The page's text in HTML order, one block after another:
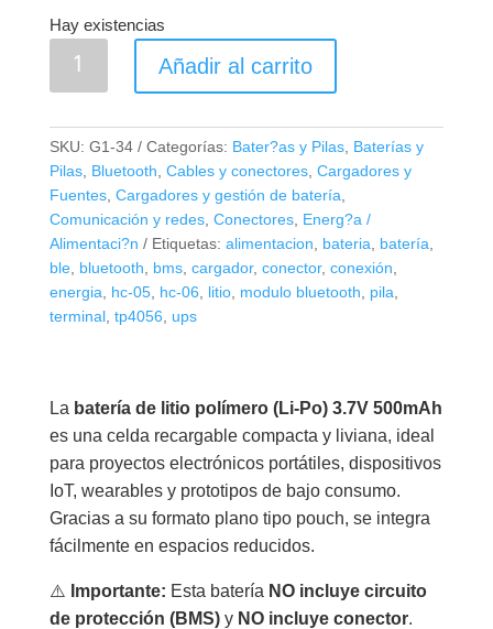
Hay existencias
Batería
3.7V
500mAh
–
Celda
Recargable
(Sin
BMS
–
cantidad
Añadir al carrito
SKU: G1-34 Categorías: Bater?as y Pilas, Baterías y
Pilas, Bluetooth Cables y conectores, Cargadores y
Fuentes, Cargadores y gestión de batería
Comunicación y redes, Conectores, Energ?a /
Alimentaci?n
Etiquetas: alimentacion bateria batería
ble, bluetooth bms, cargador, conector, conexión
energia
hc-05, hc-06 litio, modulo bluetooth pila
terminal, tp4056 ups
La batería de litio polímero (Li-Po) 3.7V 500mAh
es una celda recargable compacta y liviana, ideal
para proyectos electrónicos portátiles, dispositivos
IoT, wearables y prototipos de bajo consumo.
Gracias a su formato plano tipo pouch, se integra
fácilmente en espacios reducidos.
⚠️ Importante: Esta batería NO incluye circuito
de protección (BMS)y NO incluye conector.